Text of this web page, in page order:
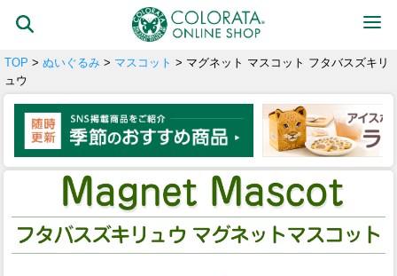
TOP > ぬいぐるみ > マスコット > マグネット マスコット フタバスズキリ
ュウ